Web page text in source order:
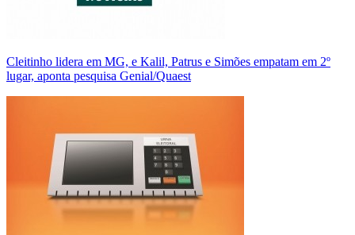
Cleitinho lidera em MG, e Kalil, Patrus e Simões empatam em 2º
lugar, aponta pesquisa Genial/Quaest